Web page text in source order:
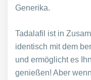
Generika.
Tadalafil ist in
identisch mit dem
und ermöglicht es
genießen! Aber